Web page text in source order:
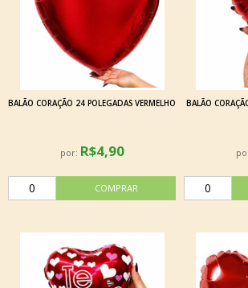
BALÃO CORAÇÃO 24 POLEGADAS VERMELHO
por: R$4,90
BALÃO